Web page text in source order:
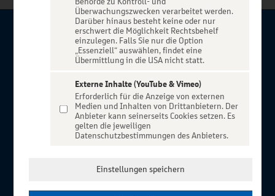
Über BBBank-Entertain
Service für alle Kunden der BBBank. Auf unserem einzigartigen
Portal finden Sie Tickets für atemberaubende Konzerte,
Musicals und Shows, die Fußball-Bundesliga sowie die
Champions League und die Europa League.
In Zusammenarbeit mit
Überwachungszwecken verarbeitet werden.
Darüber hinaus besteht keine oder nur
erschwert die Möglichkeit Rechtsbehelf
einzulegen. Falls Sie nur die Option
„Essenziell“ auswählen, findet eine
Übermittlung in die USA nicht statt.
Externe Inhalte (YouTube & Vimeo)
Erforderlich für die Anzeige von externen
Medien und Inhalten von Drittanbietern. Der
Anbieter kann seinerseits Cookies setzen. Es
gelten die jeweiligen
Datenschutzbestimmungen des Anbieters.
Einstellungen speichern